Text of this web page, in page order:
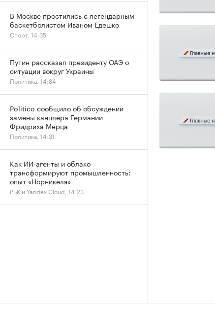
В Москве простились с легендарным
баскетболистом Иваном Едешко
Спорт, 14:35
Путин рассказал президенту ОАЭ о
ситуации вокруг Украины
Политика, 14:34
Politico сообщило об обсуждении
замены канцлера Германии
Фридриха Мерца
Политика, 14:31
Как ИИ-агенты и облако
трансформируют промышленность:
опыт «Норникеля»
РБК и Yandex Cloud, 14:23